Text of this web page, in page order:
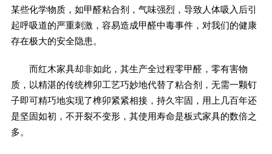
某些化学物质，如甲醛粘合剂，气味强烈，导致人体吸入后引
起呼吸道的严重刺激，容易造成甲醛中毒事件，对我们的健康
存在极大的安全隐患。
而红木家具却非如此，其生产全过程零甲醛，零有害物
质，以精湛的传统榫卯工艺巧妙地代替了粘合剂，无需一颗钉
子即可精巧地实现了榫卯紧紧相接，持久牢固，用上几百年还
是坚固如初，不开裂不变形，其使用寿命是板式家具的数倍之
多。